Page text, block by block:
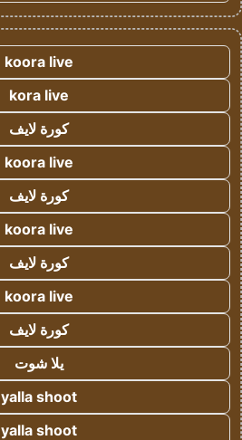
koora live
kora live
كورة لايف
koora live
كورة لايف
koora live
كورة لايف
koora live
كورة لايف
يلا شوت
yalla shoot
yalla shoot